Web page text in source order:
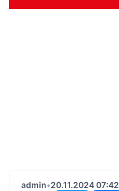
admin•20.11.2024 07:42